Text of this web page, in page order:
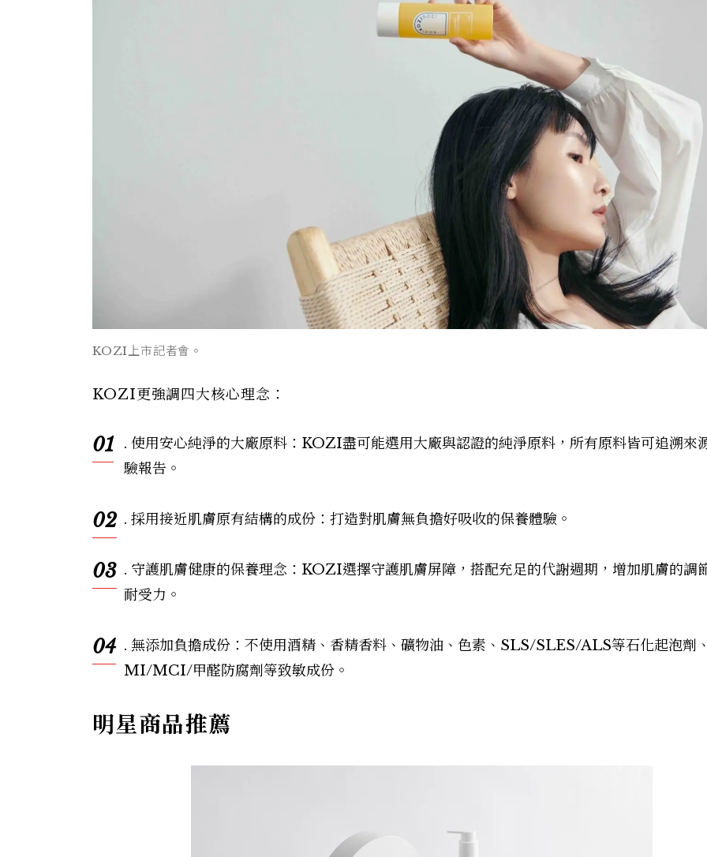
KOZI上市記者會。
KOZI更強調四大核心理念：
01
. 使用安心純淨的大廠原料：KOZI盡可能選用大廠與認證的純淨原料，所有原料皆可追溯來
驗報告。
02 . 採用接近肌膚原有結構的成份：打造對肌膚無負擔好吸收的保養體驗。
03 . 守護肌膚健康的保養理念：KOZI選擇守護肌膚屏障，搭配充足的代謝週期，增加肌膚的調
耐受力。
04 . 無添加負擔成份：不使用酒精、香精香料、礦物油、色素、SLS/SLES/ALS等石化起泡劑
MI/MCI/甲醛防腐劑等致敏成份。
明星商品推薦